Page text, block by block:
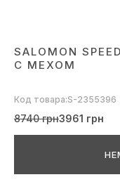
SALOMON
С МЕХОМ
Код товара:S-2355396
8740 грн3961 грн